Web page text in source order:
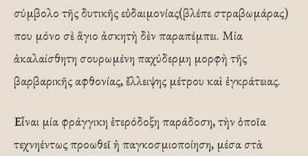
σύμβολο τῆς δυτικῆς εὐδαιμονίας(βλέπε στραβωμάρας)
που μόνο σὲ ἅγιο ἀσκητὴ δὲν παραπέμπει. Μία
ἀκαλαίσθητη σουρωμένη παχύδερμη μορφὴ τῆς
βαρβαρικῆς αφθονίας, ἔλλειψης μέτρου καὶ ἐγκράτειας.
Εἶναι μία φράγγικη ἑτερόδοξη παράδοση, τὴν ὁποῖα
τεχνηέντως προωθεῖ ἡ παγκοσμιοποίηση, μέσα στὰ